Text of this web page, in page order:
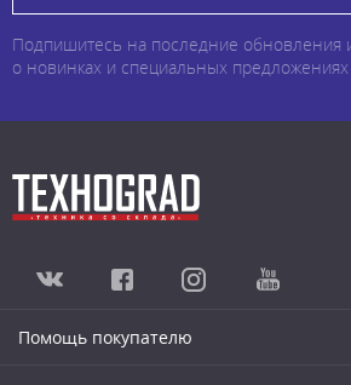
Подпишитесь на последние обновления
о новинках и специальных
Помощь покупателю